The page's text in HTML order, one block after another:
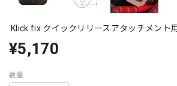
Klick fix クイックリリースアタッチメント
¥5,170
数量